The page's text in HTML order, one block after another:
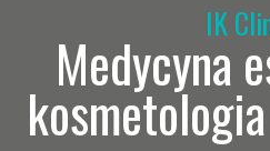
IK
Medycyna